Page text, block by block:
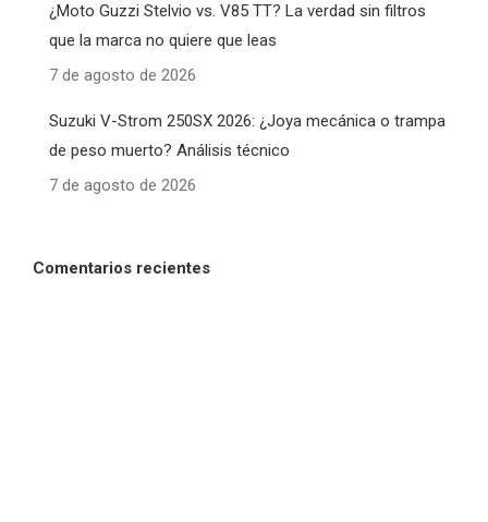
¿Moto Guzzi Stelvio vs. V85 TT? La verdad sin filtros
que la marca no quiere que leas
7 de agosto de 2026
Suzuki V-Strom 250SX 2026: ¿Joya mecánica o trampa
de peso muerto? Análisis técnico
7 de agosto de 2026
Comentarios recientes